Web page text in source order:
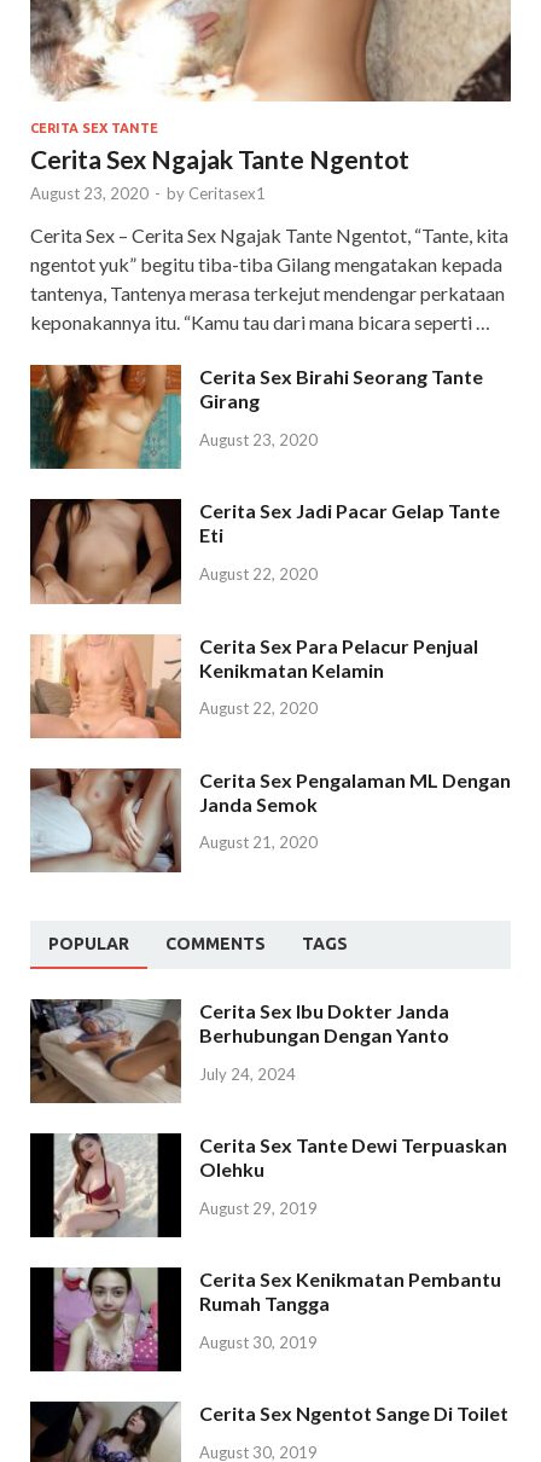
CERITA SEX TANTE
Cerita Sex Ngajak Tante Ngentot
August 23, 2020 - by Ceritasex1
Cerita Sex – Cerita Sex Ngajak Tante Ngentot, “Tante, kita
ngentot yuk” begitu tiba-tiba Gilang mengatakan kepada
tantenya, Tantenya merasa terkejut mendengar perkataan
keponakannya itu. “Kamu tau dari mana bicara seperti …
Cerita Sex Birahi Seorang Tante
Girang
August 23, 2020
Cerita Sex Jadi Pacar Gelap Tante
Eti
August 22, 2020
Cerita Sex Para Pelacur Penjual
Kenikmatan Kelamin
August 22, 2020
Cerita Sex Pengalaman ML Dengan
Janda Semok
August 21, 2020
POPULAR COMMENTS TAGS
Cerita Sex Ibu Dokter Janda
Berhubungan Dengan Yanto
July 24, 2024
Cerita Sex Tante Dewi Terpuaskan
Olehku
August 29, 2019
Cerita Sex Kenikmatan Pembantu
Rumah Tangga
August 30, 2019
Cerita Sex Ngentot Sange Di Toilet
August 30, 2019